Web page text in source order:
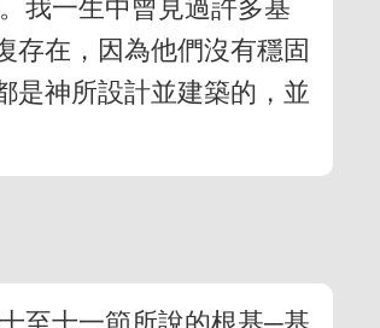
我一生中曾見過許多基
存在，因為他們沒有穩固
是神所設計並建築的，並